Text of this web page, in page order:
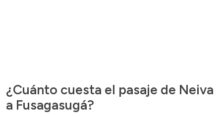
¿Cuánto cuesta el pasaje de Neiva
a Fusagasugá?